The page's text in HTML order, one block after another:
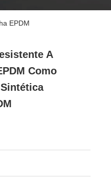
EPDM
A
Como